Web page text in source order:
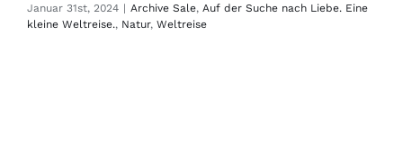
Januar 31st, 2024 | Archive Sale, Auf der Suche nach Liebe. Eine
kleine Weltreise., Natur, Weltreise